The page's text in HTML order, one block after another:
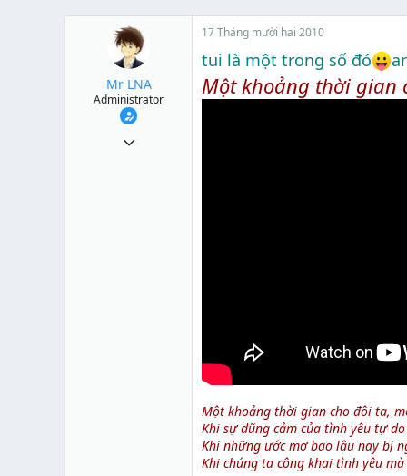
Mr LNA
Administrator
17 Tháng mười hai 2010
tui là một trong số đó
Một khoảng thời gian
Một khoảng thời gian cho đôi ta,
Khi sự dũng cảm của tình yêu tự
Khi những ước mơ bao lâu nay bị
Khi chúng ta công khai tình yêu